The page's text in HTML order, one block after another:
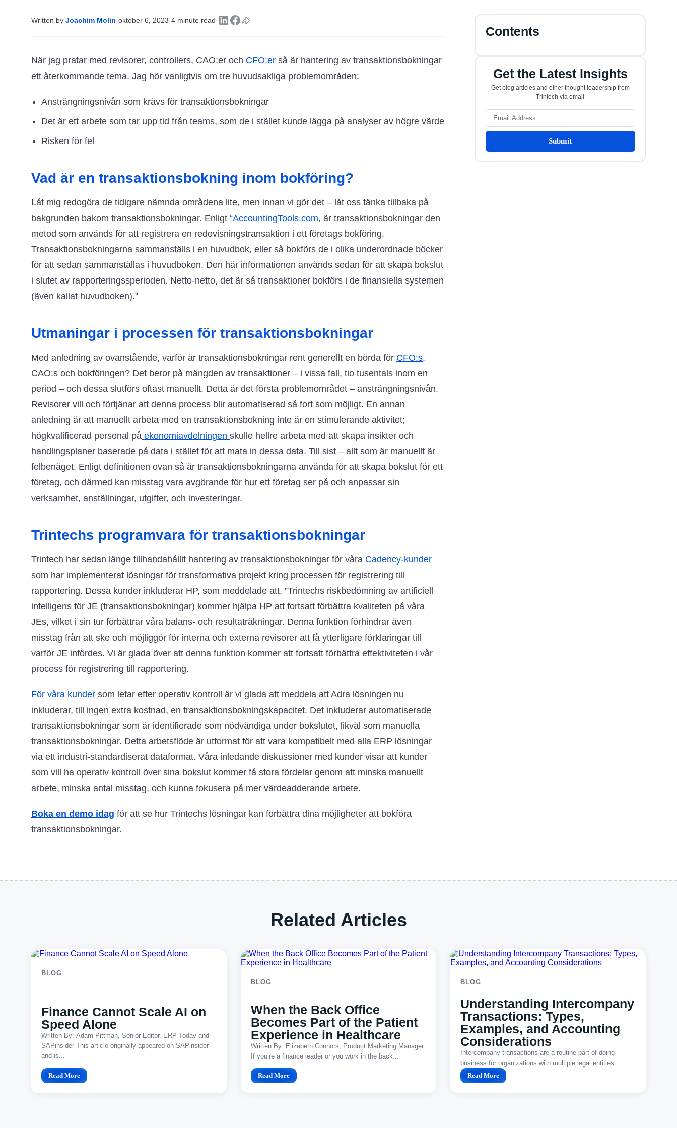
Written by Joachim Molin·oktober 6, 2023·4 minute read·
När jag pratar med revisorer, controllers, CAO:er och CFO:er så är hantering av transaktionsbokningar
ett återkommande tema. Jag hör vanligtvis om tre huvudsakliga problemområden:
Ansträngningsnivån som krävs för transaktionsbokningar
Det är ett arbete som tar upp tid från teams, som de i stället kunde lägga på analyser av högre värde
Risken för fel
Vad är en transaktionsbokning inom bokföring?
Låt mig redogöra de tidigare nämnda områdena lite, men innan vi gör det – låt oss tänka tillbaka på
bakgrunden bakom transaktionsbokningar. Enligt “AccountingTools.com, är transaktionsbokningar den
metod som används för att registrera en redovisningstransaktion i ett företags bokföring.
Transaktionsbokningarna sammanställs i en huvudbok, eller så bokförs de i olika underordnade böcker
för att sedan sammanställas i huvudboken. Den här informationen används sedan för att skapa bokslut
i slutet av rapporteringssperioden. Netto-netto, det är så transaktioner bokförs i de finansiella systemen
(även kallat huvudboken).”
Utmaningar i processen för transaktionsbokningar
Med anledning av ovanstående, varför är transaktionsbokningar rent generellt en börda för CFO:s,
CAO:s och bokföringen? Det beror på mängden av transaktioner – i vissa fall, tio tusentals inom en
period – och dessa slutförs oftast manuellt. Detta är det första problemområdet – ansträngningsnivån.
Revisorer vill och förtjänar att denna process blir automatiserad så fort som möjligt. En annan
anledning är att manuellt arbeta med en transaktionsbokning inte är en stimulerande aktivitet;
högkvalificerad personal på ekonomiavdelningen skulle hellre arbeta med att skapa insikter och
handlingsplaner baserade på data i stället för att mata in dessa data. Till sist – allt som är manuellt är
felbenäget. Enligt definitionen ovan så är transaktionsbokningarna använda för att skapa bokslut för ett
företag, och därmed kan misstag vara avgörande för hur ett företag ser på och anpassar sin
verksamhet, anställningar, utgifter, och investeringar.
Trintechs programvara för transaktionsbokningar
Trintech har sedan länge tillhandahållit hantering av transaktionsbokningar för våra Cadency-kunder
som har implementerat lösningar för transformativa projekt kring processen för registrering till
rapportering. Dessa kunder inkluderar HP, som meddelade att, ”Trintechs riskbedömning av artificiell
intelligens för JE (transaktionsbokningar) kommer hjälpa HP att fortsatt förbättra kvaliteten på våra
JEs, vilket i sin tur förbättrar våra balans- och resultaträkningar. Denna funktion förhindrar även
misstag från att ske och möjliggör för interna och externa revisorer att få ytterligare förklaringar till
varför JE infördes. Vi är glada över att denna funktion kommer att fortsatt förbättra effektiviteten i vår
process för registrering till rapportering.
För våra kunder som letar efter operativ kontroll är vi glada att meddela att Adra lösningen nu
inkluderar, till ingen extra kostnad, en transaktionsbokningskapacitet. Det inkluderar automatiserade
transaktionsbokningar som är identifierade som nödvändiga under bokslutet, likväl som manuella
transaktionsbokningar. Detta arbetsflöde är utformat för att vara kompatibelt med alla ERP lösningar
via ett industri-standardiserat dataformat. Våra inledande diskussioner med kunder visar att kunder
som vill ha operativ kontroll över sina bokslut kommer få stora fördelar genom att minska manuellt
arbete, minska antal misstag, och kunna fokusera på mer värdeadderande arbete.
Boka en demo idag för att se hur Trintechs lösningar kan förbättra dina möjligheter att bokföra
transaktionsbokningar.
Contents
Get the Latest Insights
Get blog articles and other thought leadership from
Trintech via email
Submit
Related Articles
BLOG
Finance Cannot Scale AI on
Speed Alone
Written By: Adam Pittman, Senior Editor, ERP Today and
SAPinsider This article originally appeared on SAPinsider
and is...
Read More
BLOG
When the Back Office
Becomes Part of the Patient
Experience in Healthcare
Written By: Elizabeth Connors, Product Marketing Manager
If you’re a finance leader or you work in the back...
Read More
BLOG
Understanding Intercompany
Transactions: Types,
Examples, and Accounting
Considerations
Intercompany transactions are a routine part of doing
business for organizations with multiple legal entities.
Whether it’s one...
Read More